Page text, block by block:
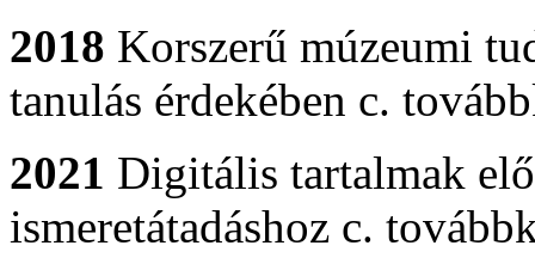
2018 Korszerű múzeumi
tanulás érdekében c.
2021 Digitális tartalmak
ismeretátadáshoz c.